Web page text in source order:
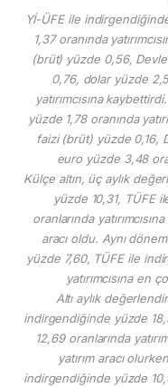
Yİ-ÜFE ile
1,37 oranında
(brüt) yüzde 0,56,
0,76, dolar yüzde
yatırımcısına
yüzde 1,78 oranında
faizi (brüt) yüzde 0,16,
euro yüzde 3,48
Külçe altın, üç aylık
yüzde 10,31, TÜFE
oranlarında
aracı oldu. Aynı
yüzde 7,60, TÜFE ile
yatırımcısına en
Altı aylık
indirgendiğinde yüzde
12,69 oranlarında
yatırım aracı
indirgendiğinde yüzde